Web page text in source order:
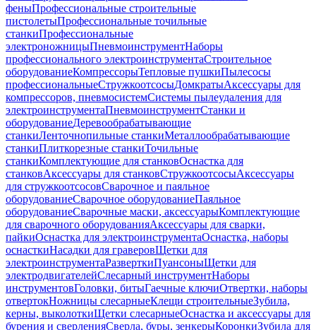
феныПрофессиональные строительные
пистолетыПрофессиональные точильные
станкиПрофессиональные
электроножницыПневмоинструментНаборы
профессионального электроинструментаСтроительное
оборудованиеКомпрессорыТепловые пушкиПылесосы
профессиональныеСтружкоотсосыДомкратыАксессуары для
компрессоров, пневмосистемСистемы пылеудаления для
электроинструментаПневмоинструментСтанки и
оборудованиеДеревообрабатывающие
станкиЛенточнопильные станкиМеталлообрабатывающие
станкиПлиткорезные станкиТочильные
станкиКомплектующие для станковОснастка для
станковАксессуары для станковСтружкоотсосыАксессуары
для стружкоотсосовСварочное и паяльное
оборудованиеСварочное оборудованиеПаяльное
оборудованиеСварочные маски, аксессуарыКомплектующие
для сварочного оборудованияАксессуары для сварки,
пайкиОснастка для электроинструментаОснастка, наборы
оснасткиНасадки для граверовЩетки для
электроинструментаРазверткиПуансоныЩетки для
электродвигателейСлесарный инструментНаборы
инструментовГоловки, битыГаечные ключиОтвертки, наборы
отвертокНожницы слесарныеКлещи строительныеЗубила,
керны, выколоткиЩетки слесарныеОснастка и аксессуары для
бурения и сверленияСверла, буры, зенкерыКоронкиЗубила для